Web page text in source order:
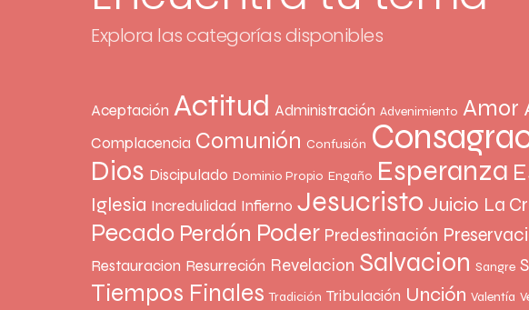
Explora las categorías disponibles
Aceptación Actitud Administración Advenimiento Amor
Complacencia Comunión Confusión
Dios Discipulado Dominio Propio Engaño Esperanza
Iglesia Incredulidad Infierno Jesucristo Juicio La
Pecado Perdón Poder Predestinación
Restauracion Resurreción Revelacion Salvacion Sangre
Tiempos Finales Tradición Tribulación Unción Valentía